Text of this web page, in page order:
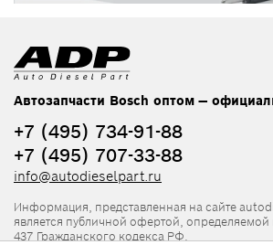
Автозапчасти Bosch оптом —
+7 (495) 734-91-88
+7 (495) 707-33-88
info@autodieselpart.ru
Информация, представленная на сайте
является публичной офертой,
437 Гражданского кодекса РФ.